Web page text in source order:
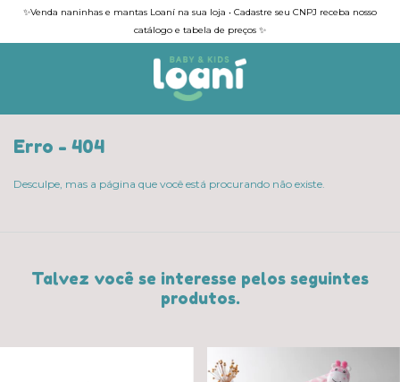
✨Venda naninhas e mantas Loaní na sua loja • Cadastre seu CNPJ receba nosso
catálogo e tabela de preços ✨
Erro - 404
Desculpe, mas a página que você está procurando não existe.
Talvez você se interesse pelos seguintes
produtos.